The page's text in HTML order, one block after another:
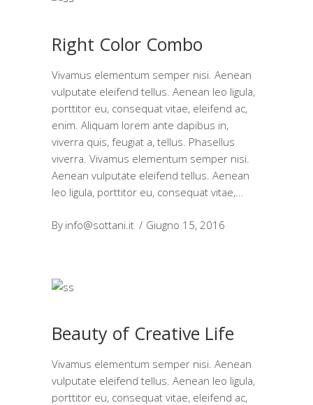
Right Color Combo
Vivamus elementum semper nisi. Aenean
vulputate eleifend tellus. Aenean leo ligula,
porttitor eu, consequat vitae, eleifend ac,
enim. Aliquam lorem ante dapibus in,
viverra quis, feugiat a, tellus. Phasellus
viverra. Vivamus elementum semper nisi.
Aenean vulputate eleifend tellus. Aenean
leo ligula, porttitor eu, consequat vitae,
By info@sottani.it Giugno 15, 2016
Beauty of Creative Life
Vivamus elementum semper nisi. Aenean
vulputate eleifend tellus. Aenean leo ligula,
porttitor eu, consequat vitae, eleifend ac,